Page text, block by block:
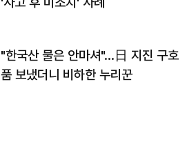
"한국산 물은 안마셔"…日 지진 구호
품 보냈더니 비하한 누리꾼